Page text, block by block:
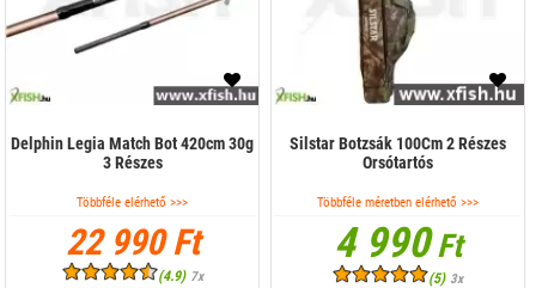
Delphin Legia Match Bot 420cm 30g
3 Részes
Többféle elérhető >>>
22 990 Ft
(4.9) 7x
Silstar Botzsák 100Cm 2 Részes
Orsótartós
Többféle méretben elérhető >>>
4 990Ft
(5) 3x